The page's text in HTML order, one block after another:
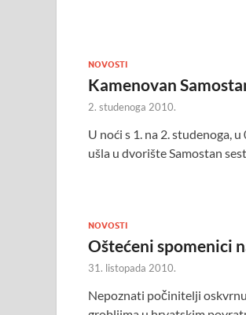
NOVOSTI
Kamenovan
2. studenoga 2010.
U noći s 1. na 2. studenoga,
ušla u dvorište Samostan
NOVOSTI
Oštećeni spomenici
31. listopada 2010.
Nepoznati počinitelji